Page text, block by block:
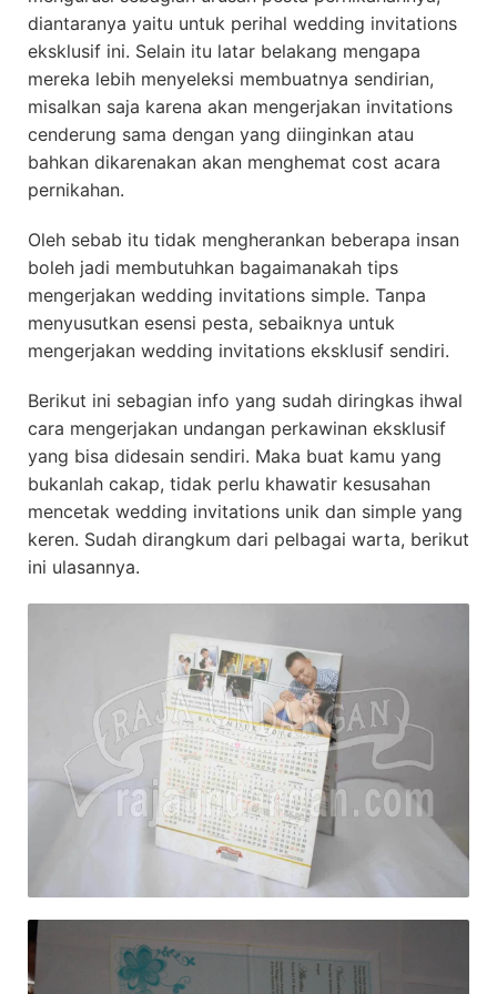
diantaranya yaitu untuk perihal wedding invitations
eksklusif ini. Selain itu latar belakang mengapa
mereka lebih menyeleksi membuatnya sendirian,
misalkan saja karena akan mengerjakan invitations
cenderung sama dengan yang diinginkan atau
bahkan dikarenakan akan menghemat cost acara
pernikahan.
Oleh sebab itu tidak mengherankan beberapa insan
boleh jadi membutuhkan bagaimanakah tips
mengerjakan wedding invitations simple. Tanpa
menyusutkan esensi pesta, sebaiknya untuk
mengerjakan wedding invitations eksklusif sendiri.
Berikut ini sebagian info yang sudah diringkas ihwal
cara mengerjakan undangan perkawinan eksklusif
yang bisa didesain sendiri. Maka buat kamu yang
bukanlah cakap, tidak perlu khawatir kesusahan
mencetak wedding invitations unik dan simple yang
keren. Sudah dirangkum dari pelbagai warta, berikut
ini ulasannya.